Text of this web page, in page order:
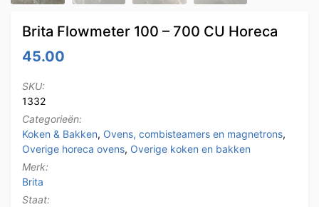
Brita Flowmeter 100 – 700 CU Horeca
45.00
SKU:
1332
Categorieën:
Koken & Bakken, Ovens, combisteamers en magnetrons,
Overige horeca ovens, Overige koken en bakken
Merk:
Brita
Staat: